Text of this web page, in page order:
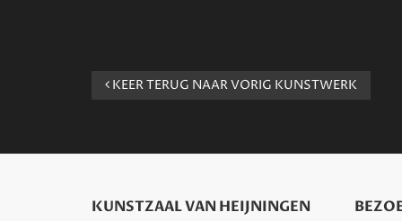
KEER TERUG NAAR VORIG KUNSTWERK
KUNSTZAAL VAN HEIJNINGEN